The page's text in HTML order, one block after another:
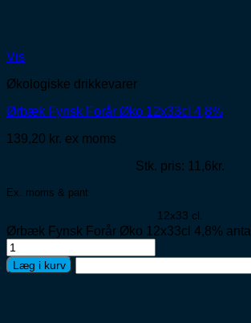
Vis
Økologiske drikkevarer
Ørbæk Fynsk Forår Øko 12x33cl 4,8%
139,20 kr. ex moms
Stk. pris: 11,6kr.
Ex. moms & pant
12x33 cl.
Ørbæk Fynsk Forår Øko 12x33cl 4,8% antal
Læg i kurv